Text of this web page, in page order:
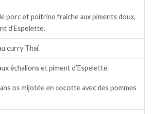
porc et poitrine fraîche aux piments doux,
d’Espelette.
curry Thaï.
échalions et piment d’Espelette.
os mijotée en cocotte avec des pommes